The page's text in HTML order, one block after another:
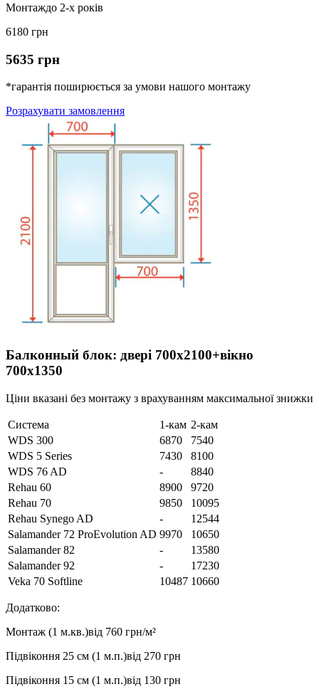
Монтаждо 2-х років
6180 грн
5635 грн
*гарантія поширюється за умови нашого монтажу
Розрахувати замовлення
Балконный блок: двері 700х2100+вікно
700х1350
Ціни вказані без монтажу з врахуванням максимальної знижки
Система 1-кам 2-кам
WDS 300
6870
7540
WDS 5 Series
7430
8100
WDS 76 AD
-
8840
Rehau 60
8900
9720
Rehau 70
9850
10095
Rehau Synego AD
-
12544
Salamander 72 ProEvolution AD 9970
10650
Salamander 82
-
13580
Salamander 92
-
17230
Veka 70 Softline
10487 10660
Додатково:
Монтаж (1 м.кв.)від 760 грн/м²
Підвіконня 25 см (1 м.п.)від 270 грн
Підвіконня 15 см (1 м.п.)від 130 грн